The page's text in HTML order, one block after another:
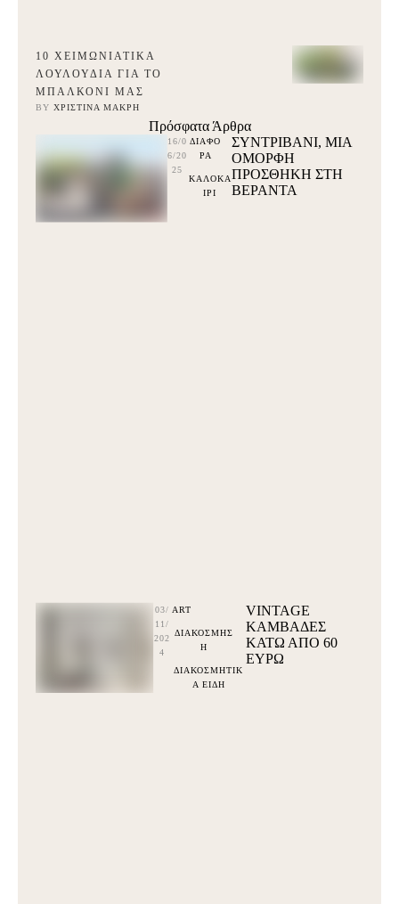
10 ΧΕΙΜΩΝΙΆΤΙΚΑ
ΛΟΥΛΟΎΔΙΑ ΓΙΑ ΤΟ
ΜΠΑΛΚΌΝΙ ΜΑΣ
BY ΧΡΙΣΤΊΝΑ ΜΑΚΡΉ
Πρόσφατα Άρθρα
16/0
6/20
25
ΔΙΑΦΟ
ΡΑ
ΚΑΛΟΚΑ
ΙΡΙ
ΣΥΝΤΡΙΒΑΝΙ, ΜΙΑ
ΟΜΟΡΦΗ
ΠΡΟΣΘΗΚΗ ΣΤΗ
ΒΕΡΑΝΤΑ
03/
11/
202
4
ART
ΔΙΑΚΟΣΜΗΣ
Η
ΔΙΑΚΟΣΜΗΤΙΚ
Α ΕΙΔΗ
VINTAGE
ΚΑΜΒΑΔΕΣ
ΚΆΤΩ ΑΠΌ 60
ΕΥΡΩ